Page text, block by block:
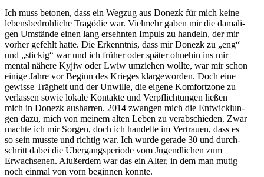
Ich muss betonen, dass ein Wegzug aus Donezk für mich keine
lebens­be­droh­li­che Tra­gö­die war. Viel­mehr gaben mir die dama­li­
gen Umstände einen lang ersehn­ten Impuls zu handeln, der mir
vorher gefehlt hatte. Die Erkennt­nis, dass mir Donezk zu „eng“
und „stickig“ war und ich früher oder später ohnehin ins mir
mental nähere Kyjiw oder Lwiw umzie­hen wollte, war mir schon
einige Jahre vor Beginn des Krieges klar­ge­wor­den. Doch eine
gewisse Träg­heit und der Unwille, die eigene Kom­fort­zone zu
ver­las­sen sowie lokale Kon­takte und Ver­pflich­tun­gen ließen
mich in Donezk aus­har­ren. 2014 zwangen mich die Ent­wick­lun­
gen dazu, mich von meinem alten Leben zu ver­ab­schie­den. Zwar
machte ich mir Sorgen, doch ich han­delte im Ver­trauen, dass es
so sein musste und richtig war. Ich wurde gerade 30 und durch­
schritt dabei die Über­gangs­pe­ri­ode vom Jugend­li­chen zum
Erwach­se­nen. Aiußer­dem war das ein Alter, in dem man mutig
noch einmal von vorn begin­nen konnte.